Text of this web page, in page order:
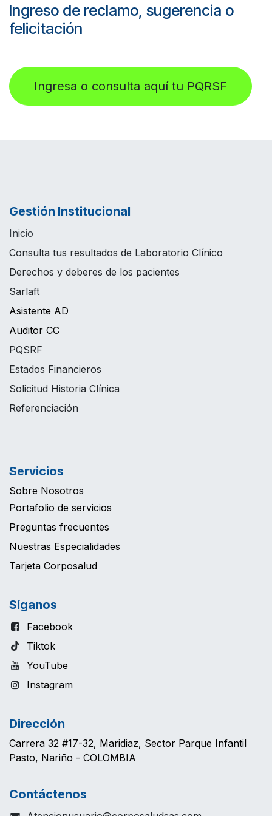
Ingreso de reclamo, sugerencia o
felicitación
Ingresa o consulta aquí tu PQRSF
Gestión Institucional
Inicio
Consulta tus resultados de Laboratorio Clínico
Derechos y deberes de los pacientes
Sarlaft
Asistente AD
Auditor CC
PQSRF
Estados Financieros
Solicitud Historia Clínica
Referenciación
Servicios
Sobre Nosotros
Portafolio de servicios
Preguntas frecuentes
Nuestras Especialidades
Tarjeta Corposalud
Síganos
Facebook
Tiktok
YouTube
Instagram
Dirección
Carrera 32 #17-32, Maridiaz, Sector Parque Infantil
Pasto, Nariño - COLOMBIA
Contáctenos